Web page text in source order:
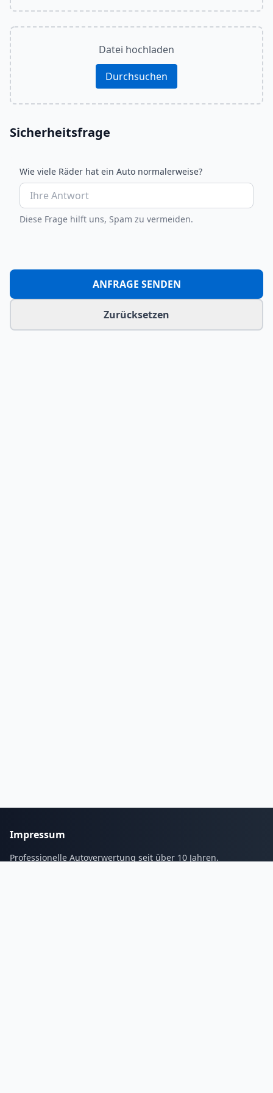
Datei hochladen
Durchsuchen
Sicherheitsfrage
Wie viele Räder hat ein Auto normalerweise?
Diese Frage hilft uns, Spam zu vermeiden.
ANFRAGE SENDEN
Zurücksetzen
Impressum
Professionelle Autoverwertung seit über 10 Jahren.